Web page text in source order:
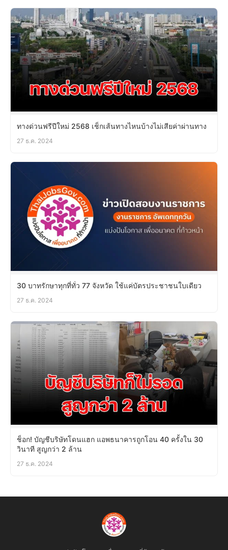
ทางด่วนฟรีปีใหม่ 2568 เช็กเส้นทางไหนบ้างไม่เสียค่าผ่านทาง
27 ธ.ค. 2024
30 บาทรักษาทุกที่ทั่ว 77 จังหวัด ใช้แค่บัตรประชาชนใบเดียว
27 ธ.ค. 2024
ช็อก! บัญชีบริษัทโดนแฮก แอพธนาคารถูกโอน 40 ครั้งใน 30
วินาที สูญกว่า 2 ล้าน
27 ธ.ค. 2024